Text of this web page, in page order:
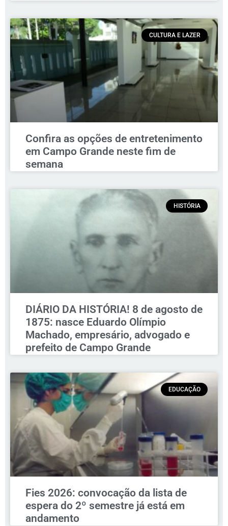
CULTURA E LAZER
Confira as opções de entretenimento
em Campo Grande neste fim de
semana
HISTÓRIA
DIÁRIO DA HISTÓRIA! 8 de agosto de
1875: nasce Eduardo Olímpio
Machado, empresário, advogado e
prefeito de Campo Grande
EDUCAÇÃO
Fies 2026: convocação da lista de
espera do 2º semestre já está em
andamento